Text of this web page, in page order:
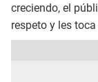
creciendo, el
respeto y les